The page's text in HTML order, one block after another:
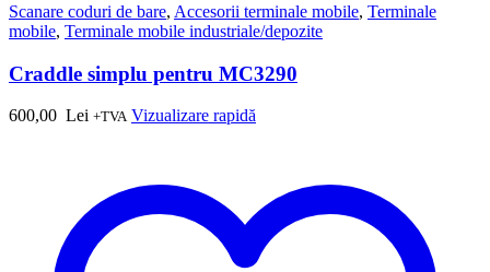
Scanare coduri de bare, Accesorii terminale mobile, Terminale
mobile, Terminale mobile industriale/depozite
Craddle simplu pentru MC3290
600,00 Lei +TVA Vizualizare rapidă